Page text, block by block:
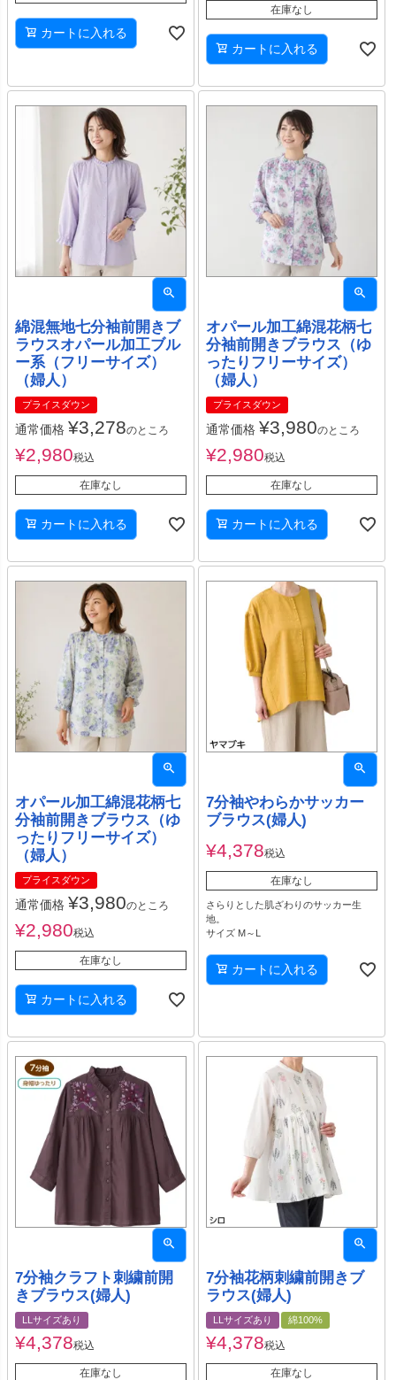
カートに入れる
在庫なし
カートに入れる
綿混無地七分袖前開きブ
ラウスオパール加工ブル
ー系（フリーサイズ）
（婦人）
プライスダウン
通常価格 ¥3,278のところ
¥2,980税込
在庫なし
カートに入れる
オパール加工綿混花柄七
分袖前開きブラウス（ゆ
ったりフリーサイズ）
（婦人）
プライスダウン
通常価格 ¥3,980のところ
¥2,980税込
在庫なし
カートに入れる
オパール加工綿混花柄七
分袖前開きブラウス（ゆ
ったりフリーサイズ）
（婦人）
プライスダウン
通常価格 ¥3,980のところ
¥2,980税込
在庫なし
カートに入れる
7分袖やわらかサッカー
ブラウス(婦人)
¥4,378税込
在庫なし
さらりとした肌ざわりのサッカー生
地。
サイズ M～L
カートに入れる
7分袖クラフト刺繍前開
きブラウス(婦人)
LLサイズあり
¥4,378税込
在庫なし
7分袖花柄刺繍前開きブ
ラウス(婦人)
LLサイズあり 綿100%
¥4,378税込
在庫なし